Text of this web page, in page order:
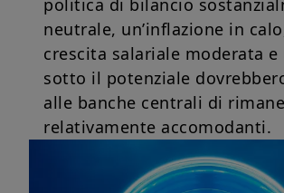
politica di bilancio
neutrale, un’inflazione in
crescita salariale moderata e
sotto il potenziale
alle banche centrali di
relativamente accomodanti.